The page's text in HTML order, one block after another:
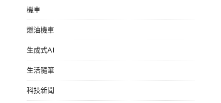
機車
燃油機車
生成式AI
生活隨筆
科技新聞